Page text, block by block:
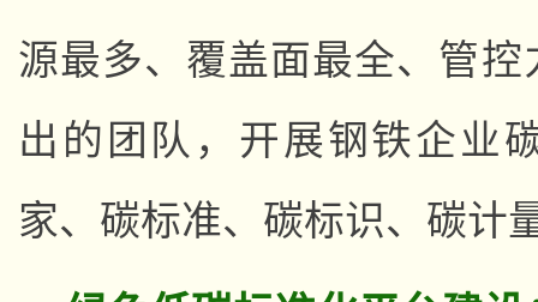
源最多、覆盖面最全、管
出的团队，开展钢铁企业
家、碳标准、碳标识、碳计